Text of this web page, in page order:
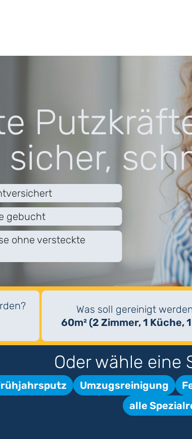
sicher,
gebucht
ohne versteckte
Was soll gereinigt
60m² (2 Zimmer, 1 Küche,
Oder wähle eine
Umzugsreinigung
alle